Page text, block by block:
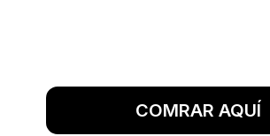
COMRAR AQUÍ